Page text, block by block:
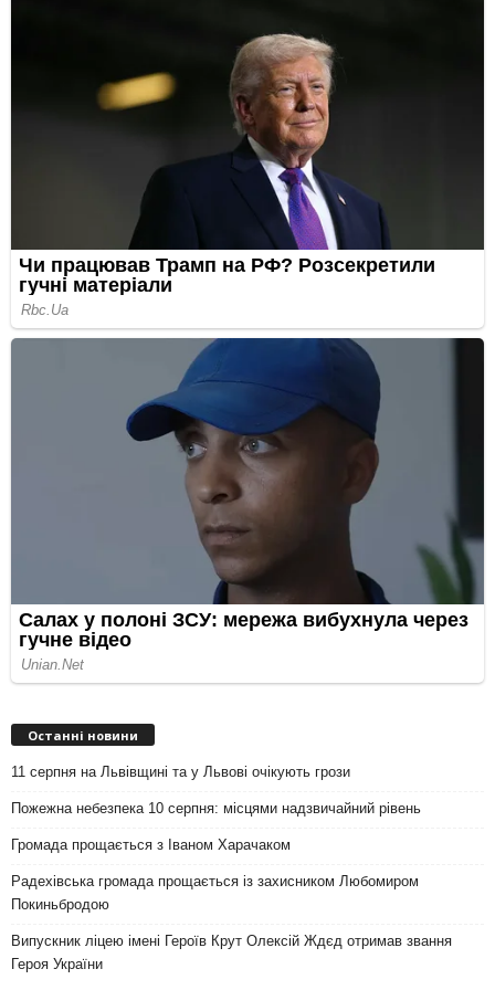
Останні новини
11 серпня на Львівщині та у Львові очікують грози
Пожежна небезпека 10 серпня: місцями надзвичайний рівень
Громада прощається з Іваном Харачаком
Радехівська громада прощається із захисником Любомиром
Покиньбродою
Випускник ліцею імені Героїв Крут Олексій Ждєд отримав звання
Героя України